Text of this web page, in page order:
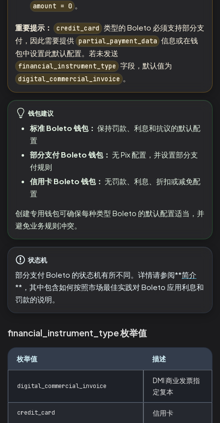
amount = 0 。
重要提示： credit_card 类型的 Boleto 必须支持部分支
付，因此需要提供 partial_payment_data 信息或在钱
包中设置此默认配置。若未发送
financial_instrument_type 字段，默认值为
digital_commercial_invoice 。
钱包建议
标准 Boleto 钱包： 保持罚款、利息和抗议的默认配
置
部分支付 Boleto 钱包： 无 Pix 配置，并设置部分支
付规则
信用卡 Boleto 钱包： 无罚款、利息、折扣或减免配
置
创建专用钱包可确保每种类型 Boleto 的默认配置适当，并
避免业务规则冲突。
状态机
部分支付 Boleto 的状态机有所不同。详情请参阅**简介
**，其中包含如何按照市场最佳实践对 Boleto 应用利息和
罚款的说明。
financial_instrument_type 枚举值
枚举值 描述
digital_commercial_invoice
DMI 商业发票指
定复本
credit_card 信用卡